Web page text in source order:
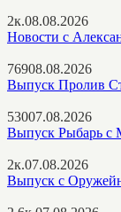
2к.08.08.2026
Новости с
76908.08.2026
Выпуск Пролив
53007.08.2026
Выпуск Рыбарь с
2к.07.08.2026
Выпуск с